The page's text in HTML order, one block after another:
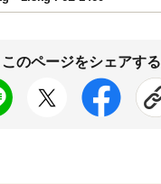
このページをシェアする